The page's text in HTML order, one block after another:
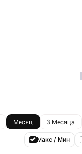
Месяц 3 Месяца
Макс / Мин